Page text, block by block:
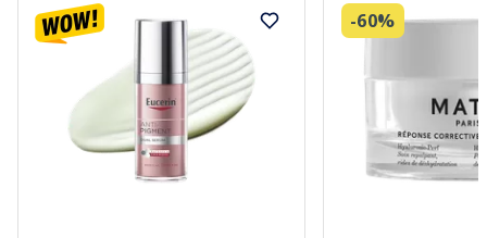
-60%